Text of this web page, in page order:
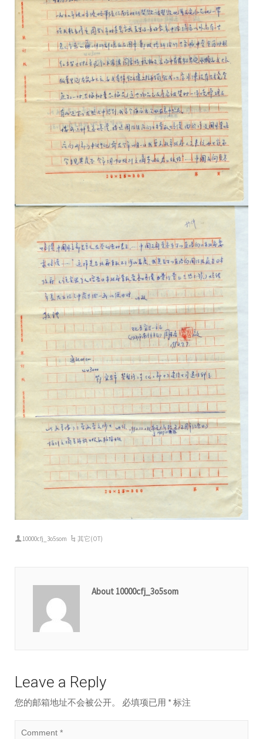
10000cfj_3o5som 其它(OT)
About 10000cfj_3o5som
Leave a Reply
您的邮箱地址不会被公开。 必填项已用 *标注